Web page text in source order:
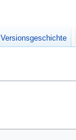
Versionsgeschichte